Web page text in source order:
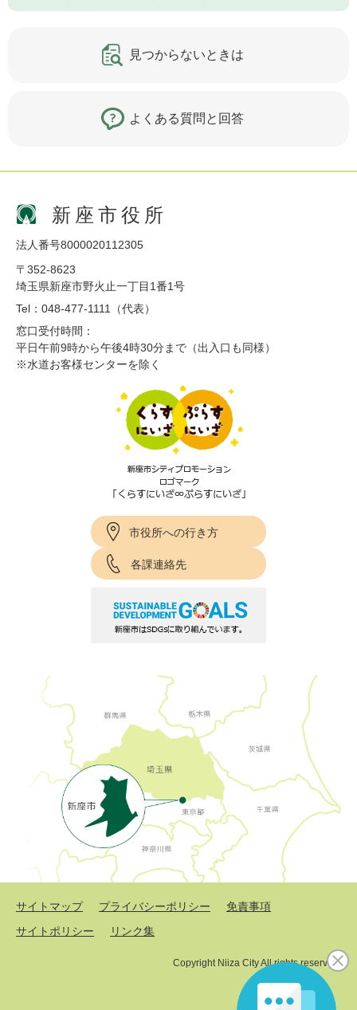
見つからないときは
よくある質問と回答
新座市役所
法人番号8000020112305
〒352-8623
埼玉県新座市野火止一丁目1番1号
Tel：048-477-1111（代表）
窓口受付時間：
平日午前9時から午後4時30分まで（出入口も同様）
※水道お客様センターを除く
市役所への行き方
各課連絡先
サイトマップ プライバシーポリシー
免責事項
サイトポリシー
リンク集
Copyright Niiza City All rights reserved.